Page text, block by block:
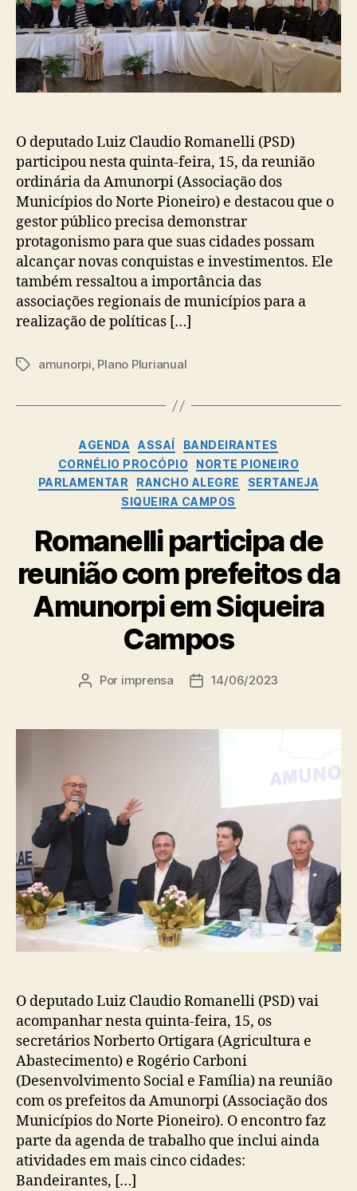
O deputado Luiz Claudio Romanelli (PSD)
participou nesta quinta-feira, 15, da reunião
ordinária da Amunorpi (Associação dos
Municípios do Norte Pioneiro) e destacou que o
gestor público precisa demonstrar
protagonismo para que suas cidades possam
alcançar novas conquistas e investimentos. Ele
também ressaltou a importância das
associações regionais de municípios para a
realização de políticas […]
Tagsamunorpi, Plano Plurianual
Categorias
AGENDA ASSAÍ
BANDEIRANTES
CORNÉLIO PROCÓPIO
NORTE PIONEIRO
PARLAMENTAR
RANCHO ALEGRE
SERTANEJA
SIQUEIRA CAMPOS
Romanelli participa de
reunião com prefeitos da
Amunorpi em Siqueira
Campos
Autor
Por imprensa
Data14/06/2023
O deputado Luiz Claudio Romanelli (PSD) vai
acompanhar nesta quinta-feira, 15, os
secretários Norberto Ortigara (Agricultura e
Abastecimento) e Rogério Carboni
(Desenvolvimento Social e Família) na reunião
com os prefeitos da Amunorpi (Associação dos
Municípios do Norte Pioneiro). O encontro faz
parte da agenda de trabalho que inclui ainda
atividades em mais cinco cidades:
Bandeirantes, […]